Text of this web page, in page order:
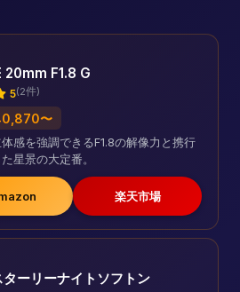
20mm F1.8 G
5(2件)
〜
感を強調できるF1.8の解像力と携行
星景の大定番。
楽天市場
ーリーナイトソフトン